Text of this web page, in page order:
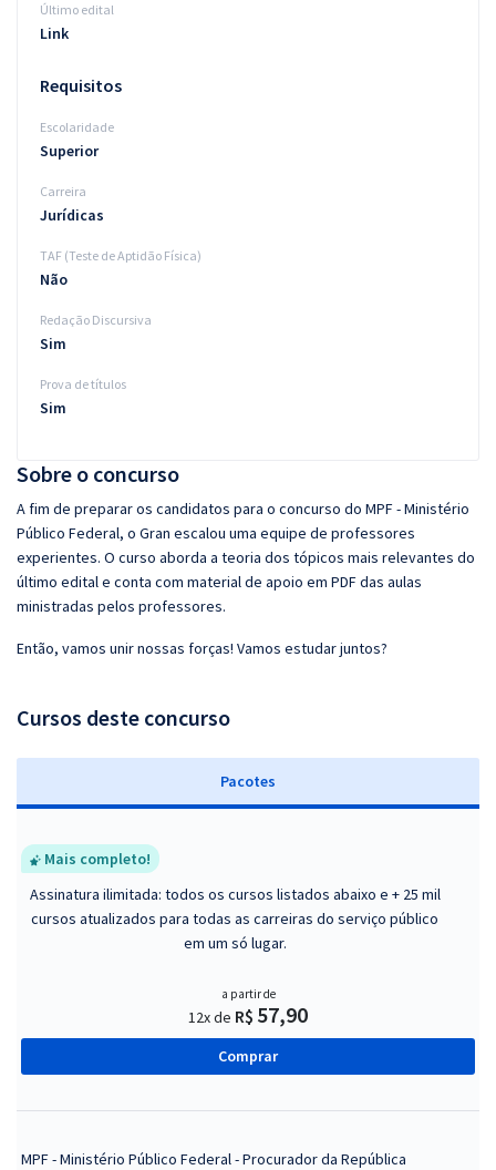
Sobre o concurso
A fim de preparar os candidatos para o concurso do MPF - Ministério
Público Federal, o Gran escalou uma equipe de professores
experientes. O curso aborda a teoria dos tópicos mais relevantes do
último edital e conta com material de apoio em PDF das aulas
ministradas pelos professores.
Então, vamos unir nossas forças! Vamos estudar juntos?
Cursos deste concurso
Pacotes
Mais completo!
Assinatura ilimitada: todos os cursos listados abaixo e + 25 mil
cursos atualizados para todas as carreiras do serviço público
em um só lugar.
a partir de
12x de R$ 57,90
Comprar
MPF - Ministério Público Federal - Procurador da República
Último edital
Link
Requisitos
Escolaridade
Superior
Carreira
Jurídicas
TAF (Teste de Aptidão Física)
Não
Redação Discursiva
Sim
Prova de títulos
Sim